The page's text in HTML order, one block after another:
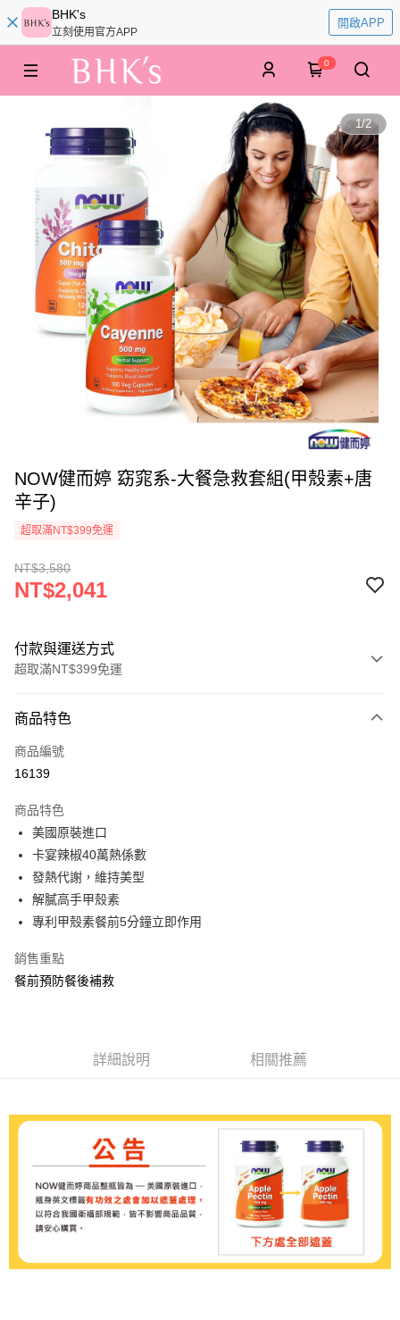
BHK's
立刻使用官方APP
開啟APP
0
1/2
NOW健而婷 窈窕系-大餐急救套組(甲殼素+唐
辛子)
超取滿NT$399免運
NT$3,580
NT$2,041
付款與運送方式
超取滿NT$399免運
信用卡一次付款
信用卡分期付款
合作金庫商業銀行
華南商業銀行
上海商業儲蓄銀行
國泰世華商業銀行
臺灣中小企業銀行
匯豐（台灣）商業銀行
聯邦商業銀行
元大商業銀行
台新國際商業銀行
超商取貨付款
LINE Pay
Apple Pay
街口支付
ATM付款
每筆NT$80，滿NT$399(含以上)免運費
每筆NT$80，滿NT$490(含以上)免運費
付款後7-11取貨
每筆NT$80，滿NT$490(含以上)免運費
宅配
商品特色
商品編號
16139
商品特色
美國原裝進口
卡宴辣椒40萬熱係數
發熱代謝，維持美型
解膩高手甲殼素
專利甲殼素餐前5分鐘立即作用
銷售重點
餐前預防餐後補救
詳細說明 相關推薦